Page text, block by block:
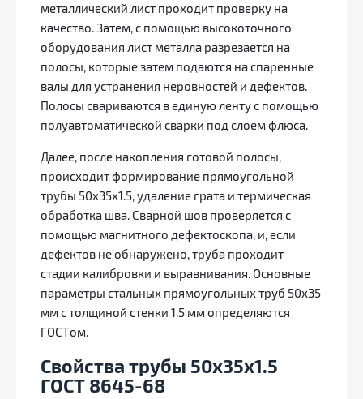
металлический лист проходит проверку на
качество. Затем, с помощью высокоточного
оборудования лист металла разрезается на
полосы, которые затем подаются на спаренные
валы для устранения неровностей и дефектов.
Полосы свариваются в единую ленту с помощью
полуавтоматической сварки под слоем флюса.
Далее, после накопления готовой полосы,
происходит формирование прямоугольной
трубы 50x35х1.5, удаление грата и термическая
обработка шва. Сварной шов проверяется с
помощью магнитного дефектоскопа, и, если
дефектов не обнаружено, труба проходит
стадии калибровки и выравнивания. Основные
параметры стальных прямоугольных труб 50х35
мм с толщиной стенки 1.5 мм определяются
ГОСТом.
Свойства трубы 50х35х1.5
ГОСТ 8645-68